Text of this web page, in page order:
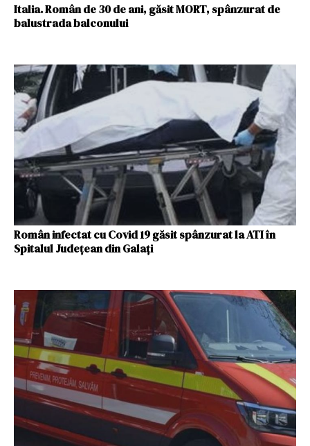
Italia. Român de 30 de ani, găsit MORT, spânzurat de
balustrada balconului
Român infectat cu Covid 19 găsit spânzurat la ATI în
Spitalul Județean din Galați